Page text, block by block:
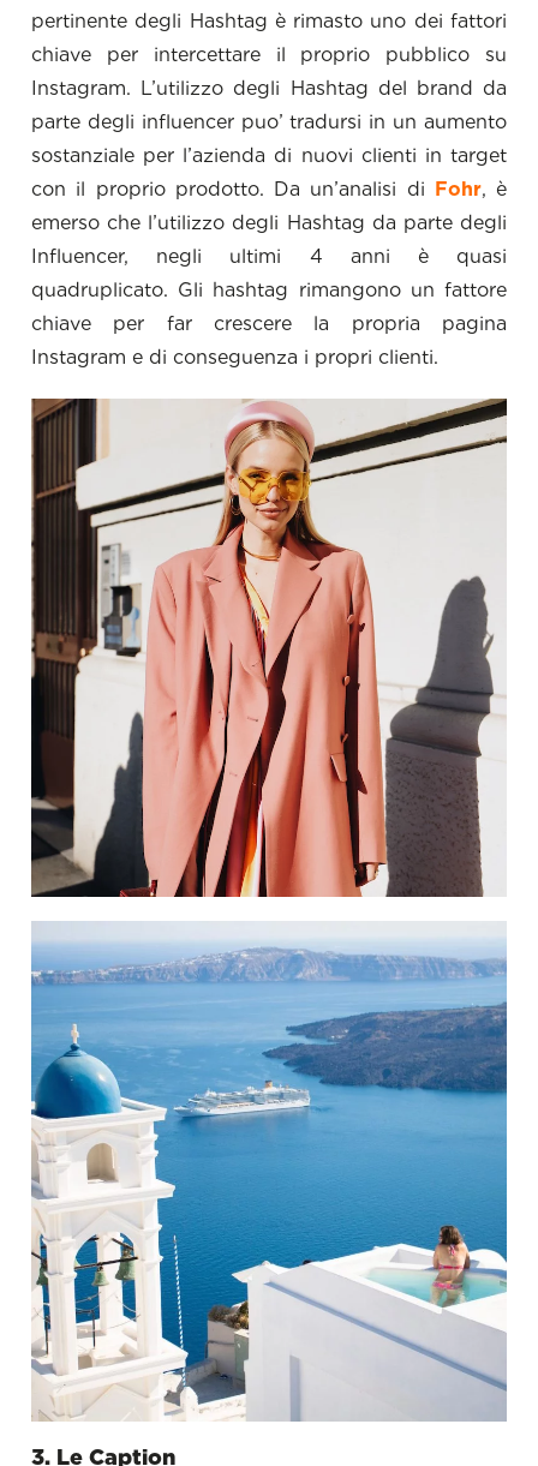
pertinente degli Hashtag è rimasto uno dei fattori
chiave per intercettare il proprio pubblico su
Instagram. L’utilizzo degli Hashtag del brand da
parte degli influencer puo’ tradursi in un aumento
sostanziale per l’azienda di nuovi clienti in target
con il proprio prodotto. Da un’analisi di Fohr, è
emerso che l’utilizzo degli Hashtag da parte degli
Influencer, negli ultimi 4 anni è quasi
quadruplicato. Gli hashtag rimangono un fattore
chiave per far crescere la propria pagina
Instagram e di conseguenza i propri clienti.
3. Le Caption